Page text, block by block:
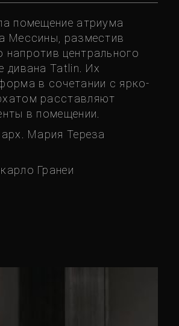
помещение атриума
Мессины, разместив
напротив центрального
дивана Tatlin. Их
в сочетании с ярко-
расставляют
в помещении.
Мария Тереза
Гранеи